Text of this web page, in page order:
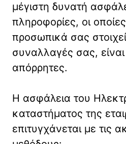
μέγιστη δυνατή
πληροφορίες, οι
προσωπικά σας
συναλλαγές σας,
απόρρητες.
Η ασφάλεια του
καταστήματος της
επιτυγχάνεται με τις